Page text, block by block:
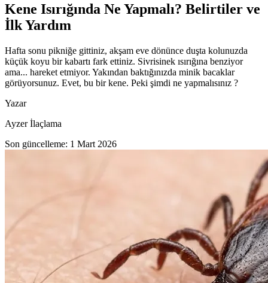
Kene Isırığında Ne Yapmalı? Belirtiler ve
İlk Yardım
Hafta sonu pikniğe gittiniz, akşam eve dönünce duşta kolunuzda
küçük koyu bir kabartı fark ettiniz. Sivrisinek ısırığına benziyor
ama... hareket etmiyor. Yakından baktığınızda minik bacaklar
görüyorsunuz. Evet, bu bir kene. Peki şimdi ne yapmalısınız ?
Yazar
Ayzer İlaçlama
Son güncelleme: 1 Mart 2026